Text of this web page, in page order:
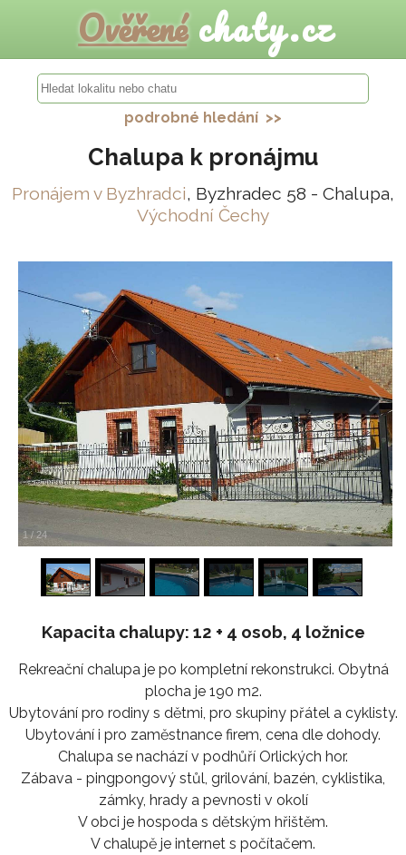
Ověřenéchaty.cz
podrobné hledání >>
Chalupa k pronájmu
Pronájem v Byzhradci, Byzhradec 58 - Chalupa,
Východní Čechy
1 / 24
Kapacita chalupy: 12 + 4 osob, 4 ložnice
Rekreační chalupa je po kompletní rekonstrukci. Obytná
plocha je 190 m2.
Ubytování pro rodiny s dětmi, pro skupiny přátel a cyklisty.
Ubytování i pro zaměstnance firem, cena dle dohody.
Chalupa se nachází v podhůří Orlických hor.
Zábava - pingpongový stůl, grilování, bazén, cyklistika,
zámky, hrady a pevnosti v okolí
V obci je hospoda s dětským hřištěm.
V chalupě je internet s počítačem.